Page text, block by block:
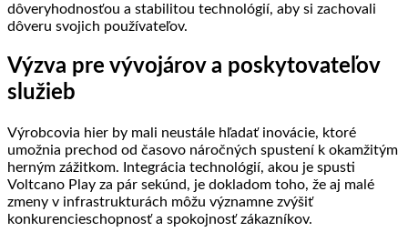
dôveryhodnosťou a stabilitou technológií, aby si zachovali
dôveru svojich používateľov.
Výzva pre vývojárov a poskytovateľov
služieb
Výrobcovia hier by mali neustále hľadať inovácie, ktoré
umožnia prechod od časovo náročných spustení k okamžitým
herným zážitkom. Integrácia technológií, akou je spusti
Voltcano Play za pár sekúnd, je dokladom toho, že aj malé
zmeny v infrastrukturách môžu významne zvýšiť
konkurencieschopnosť a spokojnosť zákazníkov.